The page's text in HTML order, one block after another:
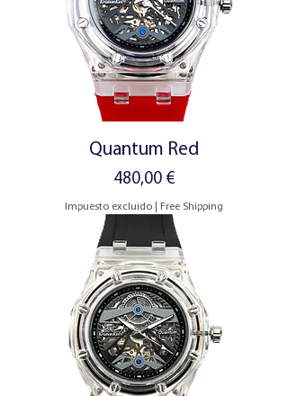
Quantum Red
Precio
480,00 €
Impuesto excluido Free Shipping